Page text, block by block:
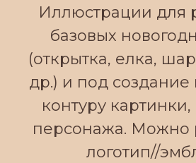
Иллюстрации для
базовых
(открытка, елка,
др.) и под
контуру
персонажа. Можно
логотип//